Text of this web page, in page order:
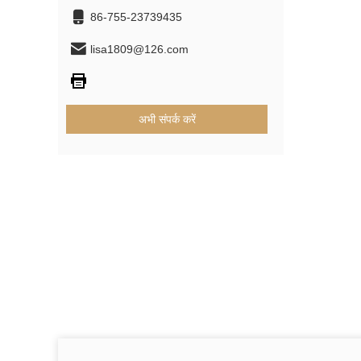
86-755-23739435
lisa1809@126.com
अभी संपर्क करें